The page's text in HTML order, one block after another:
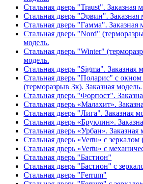
Стальная дверь "Traust". Заказная
Стальная дверь "Эрвин". Заказная
Стальная дверь "Гамма". Заказная
Стальная дверь "Nord"
модель.
Стальная дверь "Winter"
модель.
Стальная дверь "Sigma". Заказная
Стальная дверь "Поларис" с окном
(терморазрыв 3к). Заказная модель.
Стальная дверь "Форпост".
Стальная дверь «Малахит».
Стальная дверь "Лига". Заказная
Стальная дверь «Бруклин».
Стальная дверь «Урбан». Заказная
Стальная дверь «Vertu» с
Стальная дверь «Vertu» с
Стальная дверь "Бастион"
Стальная дверь "Бастион" с
Стальная дверь "Ferrum"